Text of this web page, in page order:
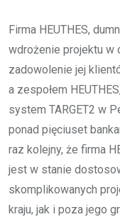
Firma HEUTHES,
wdrożenie projektu w
zadowolenie jej
a zespołem
system TARGET2 w
ponad pięciuset
raz kolejny, że firma
jest w stanie
skomplikowanych
kraju, jak i poza jego